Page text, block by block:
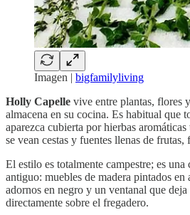
Imagen | bigfamilyliving
Holly Capelle vive entre plantas, flores
almacena en su cocina. Es habitual que
aparezca cubierta por hierbas
se vean cestas y fuentes llenas de frutas,
El estilo es totalmente campestre; es
antiguo: muebles de madera pintados
adornos en negro y un ventanal que
directamente sobre el fregadero.